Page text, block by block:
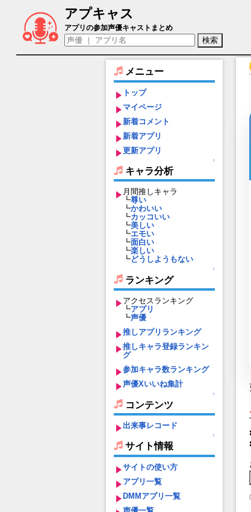
アプキャス
水鏡（声優：小池理子)【放置少女?百
アプリの参加声優キャストまとめ
メニュー
トップ
マイページ
新着コメント
新着アプリ
更新アプリ
↑
キャラ分析
月間推しキャラ
┗尊い
┗かわいい
┗カッコいい
┗美しい
┗エモい
┗面白い
┗楽しい
┗どうしようもない
↑
ランキング
アクセスランキング
┗アプリ
┗声優
推しアプリランキング
推しキャラ登録ランキン
グ
参加キャラ数ランキング
声優Xいいね集計
↑
コンテンツ
出来事レコード
↑
サイト情報
サイトの使い方
アプリ一覧
DMMアプリ一覧